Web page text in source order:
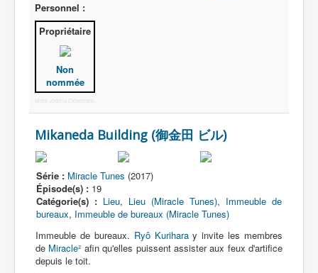
Personnel :
Propriétaire
Non
nommée
More Joomla Extensions
Mikaneda Building (御金田 ビル)
Série : Miracle Tunes (2017)
Épisode(s) : 19
Catégorie(s) : Lieu, Lieu (Miracle Tunes), Immeuble de
bureaux, Immeuble de bureaux (Miracle Tunes)
Immeuble de bureaux. Ryô Kuriharay invite les membres
de Miracle² afin qu'elles puissent assister aux feux d'artifice
depuis le toit.